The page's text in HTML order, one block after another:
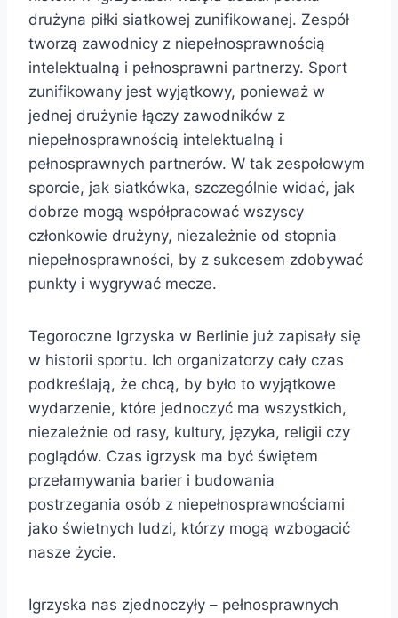
drużyna piłki siatkowej zunifikowanej. Zespół
tworzą zawodnicy z niepełnosprawnością
intelektualną i pełnosprawni partnerzy. Sport
zunifikowany jest wyjątkowy, ponieważ w
jednej drużynie łączy zawodników z
niepełnosprawnością intelektualną i
pełnosprawnych partnerów. W tak zespołowym
sporcie, jak siatkówka, szczególnie widać, jak
dobrze mogą współpracować wszyscy
członkowie drużyny, niezależnie od stopnia
niepełnosprawności, by z sukcesem zdobywać
punkty i wygrywać mecze.
Tegoroczne Igrzyska w Berlinie już zapisały się
w historii sportu. Ich organizatorzy cały czas
podkreślają, że chcą, by było to wyjątkowe
wydarzenie, które jednoczyć ma wszystkich,
niezależnie od rasy, kultury, języka, religii czy
poglądów. Czas igrzysk ma być świętem
przełamywania barier i budowania
postrzegania osób z niepełnosprawnościami
jako świetnych ludzi, którzy mogą wzbogacić
nasze życie.
Igrzyska nas zjednoczyły – pełnosprawnych